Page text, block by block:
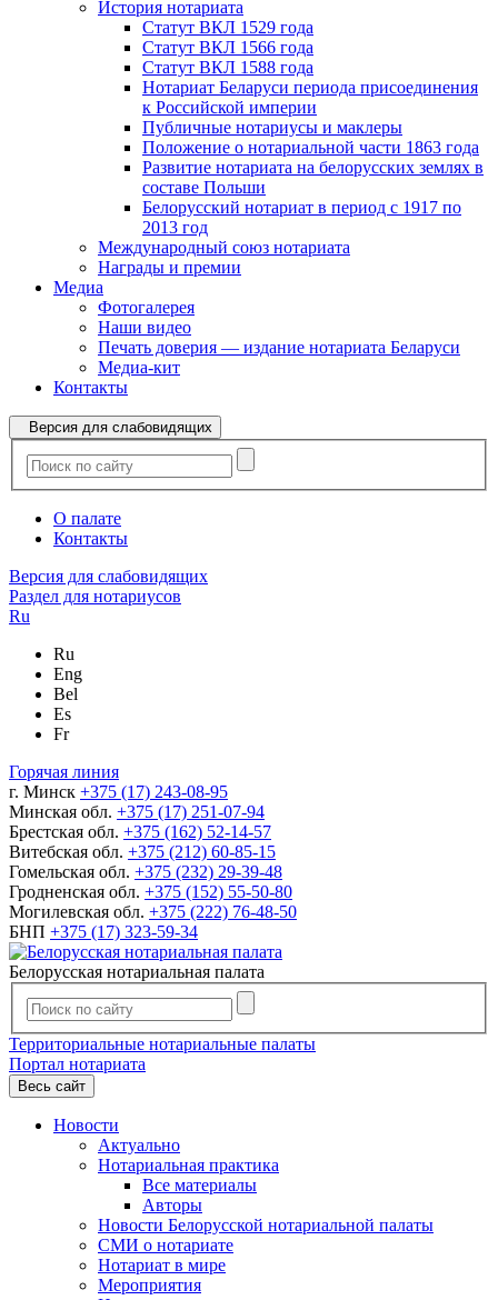
История нотариата
Статут ВКЛ 1529 года
Статут ВКЛ 1566 года
Статут ВКЛ 1588 года
Нотариат Беларуси периода присоединения
к Российской империи
Публичные нотариусы и маклеры
Положение о нотариальной части 1863 года
Развитие нотариата на белорусских землях в
составе Польши
Белорусский нотариат в период с 1917 по
2013 год
Международный союз нотариата
Награды и премии
Медиа
Фотогалерея
Наши видео
Печать доверия — издание нотариата Беларуси
Медиа-кит
Контакты
Версия для слабовидящих
О палате
Контакты
Версия для слабовидящих
Раздел для нотариусов
Ru
Ru
Eng
Bel
Es
Fr
Горячая линия
г. Минск +375 (17) 243-08-95
Минская обл. +375 (17) 251-07-94
Брестская обл. +375 (162) 52-14-57
Витебская обл. +375 (212) 60-85-15
Гомельская обл. +375 (232) 29-39-48
Гродненская обл. +375 (152) 55-50-80
Могилевская обл. +375 (222) 76-48-50
БНП +375 (17) 323-59-34
Белорусская нотариальная палата
Территориальные нотариальные палаты
Портал нотариата
Весь сайт
Новости
Актуально
Нотариальная практика
Все материалы
Авторы
Новости Белорусской нотариальной палаты
СМИ о нотариате
Нотариат в мире
Мероприятия